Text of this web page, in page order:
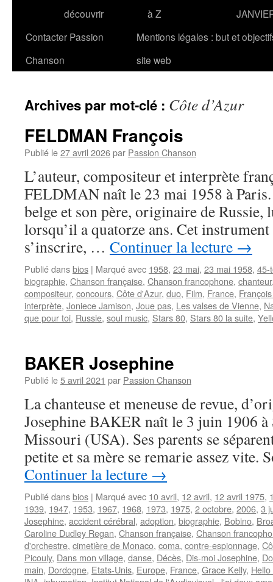
découvrir
à Z
Contacter Passion
Chanson
Mentions légales : but et
site web
Archives par mot-clé : Côte d’Azur
FELDMAN François
Publié le27 avril 2026par Passion Chanson
L’auteur, compositeur et interprète
FELDMAN naît le 23 mai 1958 à Paris.
belge et son père, originaire de
lorsqu’il a quatorze ans. Cet instrument
s’inscrire, … Continuer la lecture →
Publié dansbios | Marqué avec 1958, 23 mai, 23 mai 1958, 45-
biographie, Chanson française, Chanson francophone, chanteur
compositeur, concours, Côte d'Azur, duo, Film, France,
interprète, Joniece Jamison, Joue pas, Les valses de Vienne,
que pour toi, Russie, soul music, Stars 80, Stars 80 la suite,
BAKER Josephine
Publié le5 avril 2021 par Passion Chanson
La chanteuse et meneuse de revue,
Josephine BAKER naît le 3 juin 1906
Missouri (USA). Ses parents se
petite et sa mère se remarie assez vite.
Continuer la lecture →
Publié dansbios | Marqué avec 10 avril, 12 avril, 12 avril 1975,
1939, 1947, 1953, 1967, 1968, 1973, 1975, 2 octobre, 2006, 3
Josephine, accident cérébral, adoption, biographie, Bobino,
Caroline Dudley Regan, Chanson française, Chanson
d'orchestre, cimetière de Monaco, coma, contre-espionnage,
Picouly, Dans mon village, danse, Décès, Dis-moi Josephine,
main, Dordogne, Etats-Unis, Europe, France, Grace Kelly, Hello